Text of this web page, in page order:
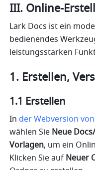
III. Online-
Lark Docs ist ein
bedienendes
leistungsstarken
1. Erstellen,
1.1 Erstellen
In der Webversion
wählen Sie Neue
Vorlagen, um ein
Klicken Sie auf Neuer